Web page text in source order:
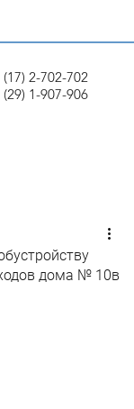
2-702-702
1-907-906
дома № 10в